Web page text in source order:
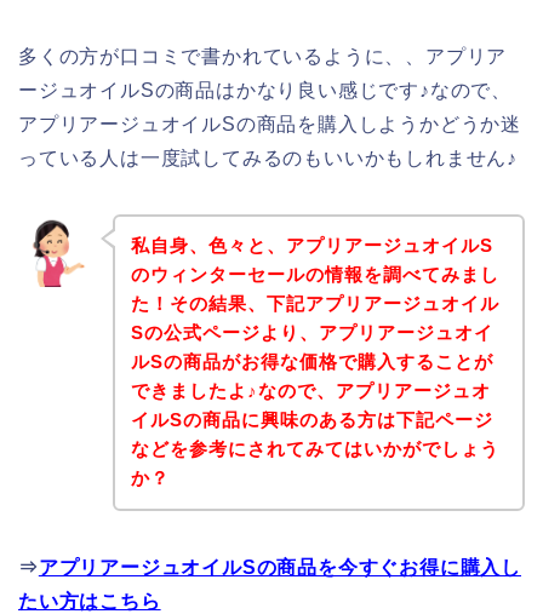
多くの方が口コミで書かれているように、、アプリア
ージュオイルSの商品はかなり良い感じです♪なので、
アプリアージュオイルSの商品を購入しようかどうか迷
っている人は一度試してみるのもいいかもしれません♪
私自身、色々と、アプリアージュオイルS
のウィンターセールの情報を調べてみまし
た！その結果、下記アプリアージュオイル
Sの公式ページより、アプリアージュオイ
ルSの商品がお得な価格で購入することが
できましたよ♪なので、アプリアージュオ
イルSの商品に興味のある方は下記ページ
などを参考にされてみてはいかがでしょう
か？
⇒アプリアージュオイルSの商品を今すぐお得に購入し
たい方はこちら